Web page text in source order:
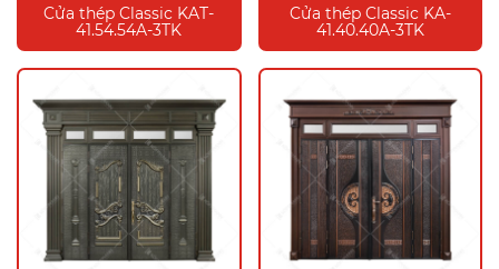
Cửa thép Classic KAT-
41.54.54A-3TK
Cửa thép Classic KA-
41.40.40A-3TK